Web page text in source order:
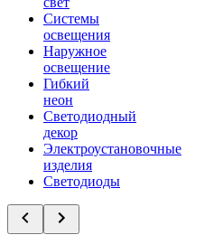
Системы
освещения
Наружное
освещение
Гибкий
неон
Светодиодный
декор
Электроустановочные
изделия
Светодиоды